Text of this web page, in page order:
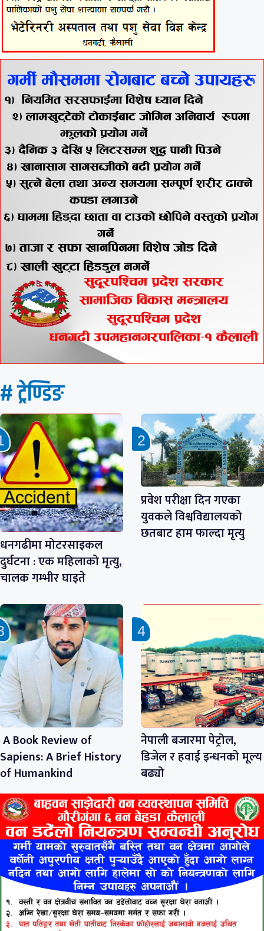
# ट्रेण्डिङ
धनगढीमा मोटरसाइकल
दुर्घटना : एक महिलाको मृत्यु,
चालक गम्भीर घाइते
प्रवेश परीक्षा दिन गएका
युवकले विश्वविद्यालयको
छतबाट हाम फाल्दा मृत्यु
A Book Review of
Sapiens: A Brief History
of Humankind
नेपाली बजारमा पेट्रोल,
डिजेल र हवाई इन्धनको मूल्य
बढ्यो